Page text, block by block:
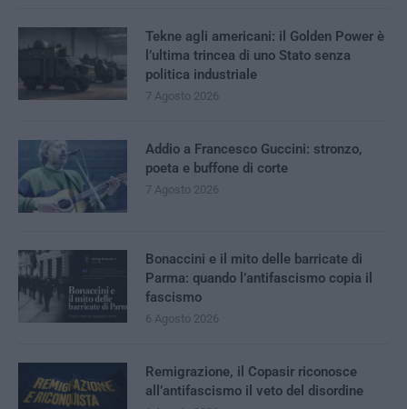
Tekne agli americani: il Golden Power è
l’ultima trincea di uno Stato senza
politica industriale
7 Agosto 2026
Addio a Francesco Guccini: stronzo,
poeta e buffone di corte
7 Agosto 2026
Bonaccini e il mito delle barricate di
Parma: quando l’antifascismo copia il
fascismo
6 Agosto 2026
Remigrazione, il Copasir riconosce
all’antifascismo il veto del disordine